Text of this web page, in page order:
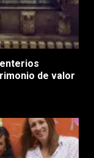
de valor